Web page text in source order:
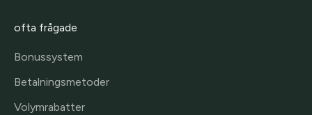
ofta frågade
Bonussystem
Betalningsmetoder
Volymrabatter